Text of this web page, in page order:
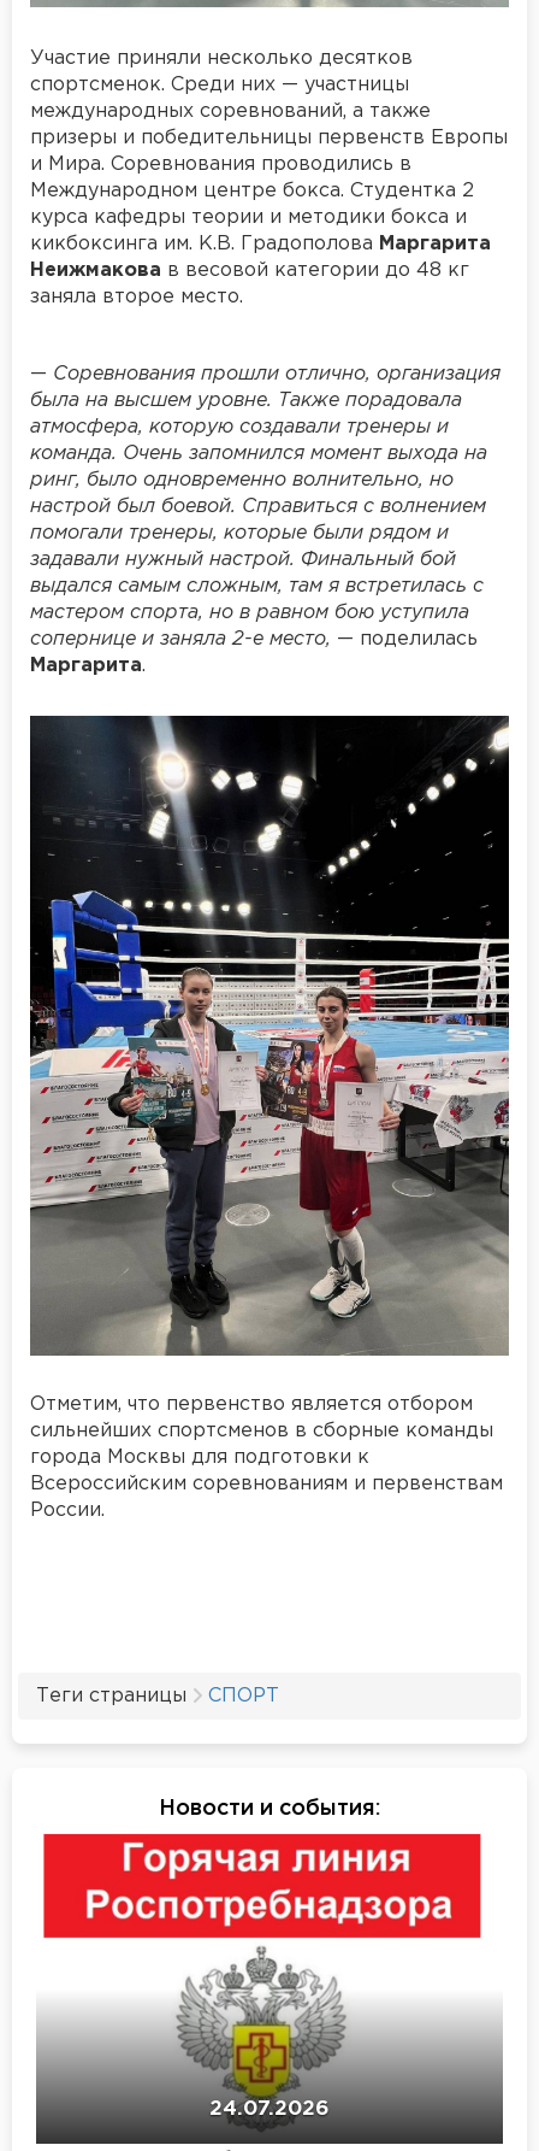
Участие приняли несколько десятков
спортсменок. Среди них — участницы
международных соревнований, а также
призеры и победительницы первенств Европы
и Мира. Соревнования проводились в
Международном центре бокса. Студентка 2
курса кафедры теории и методики бокса и
кикбоксинга им. К.В. Градополова Маргарита
Неижмакова в весовой категории до 48 кг
заняла второе место.
— Соревнования прошли отлично, организация
была на высшем уровне. Также порадовала
атмосфера, которую создавали тренеры и
команда. Очень запомнился момент выхода на
ринг, было одновременно волнительно, но
настрой был боевой. Справиться с волнением
помогали тренеры, которые были рядом и
задавали нужный настрой. Финальный бой
выдался самым сложным, там я встретилась с
мастером спорта, но в равном бою уступила
сопернице и заняла 2-е место, — поделилась
Маргарита.
Отметим, что первенство является отбором
сильнейших спортсменов в сборные команды
города Москвы для подготовки к
Всероссийским соревнованиям и первенствам
России.
Теги страницы СПОРТ
Новости и события:
24.07.2026